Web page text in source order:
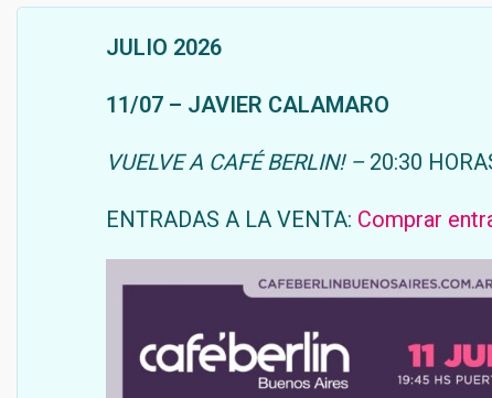
JULIO 2026
11/07 – JAVIER CALAMARO
VUELVE A CAFÉ BERLIN! – 20:30
ENTRADAS A LA VENTA: Comprar